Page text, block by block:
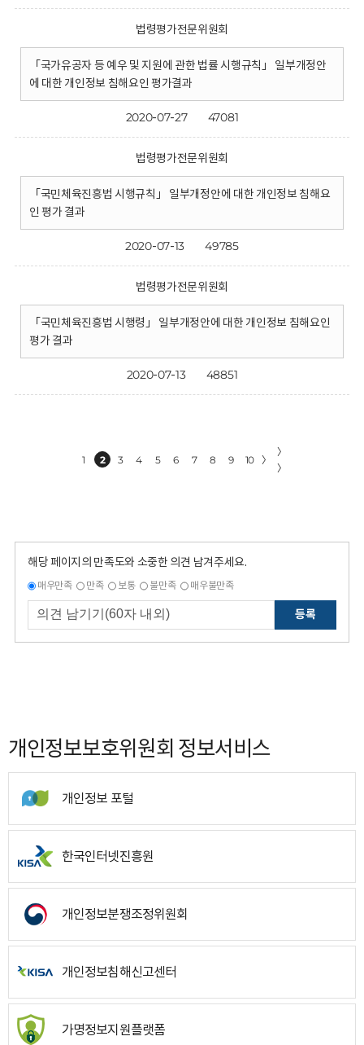
법령평가전문위원회
「국가유공자 등 예우 및 지원에 관한 법률 시행규칙」 일부개정안
에 대한 개인정보 침해요인 평가결과
2020-07-27 47081
법령평가전문위원회
「국민체육진흥법 시행규칙」 일부개정안에 대한 개인정보 침해요
인 평가 결과
2020-07-13 49785
법령평가전문위원회
「국민체육진흥법 시행령」 일부개정안에 대한 개인정보 침해요인
평가 결과
2020-07-13 48851
1 2 3 4 5 6 7 8 9 10 〉
〉
〉
해당 페이지의 만족도와 소중한 의견 남겨주세요.
매우만족 만족 보통 불만족 매우불만족
등록
개인정보보호위원회 정보서비스
개인정보 포털
한국인터넷진흥원
개인정보분쟁조정위원회
개인정보침해신고센터
가명정보지원플랫폼